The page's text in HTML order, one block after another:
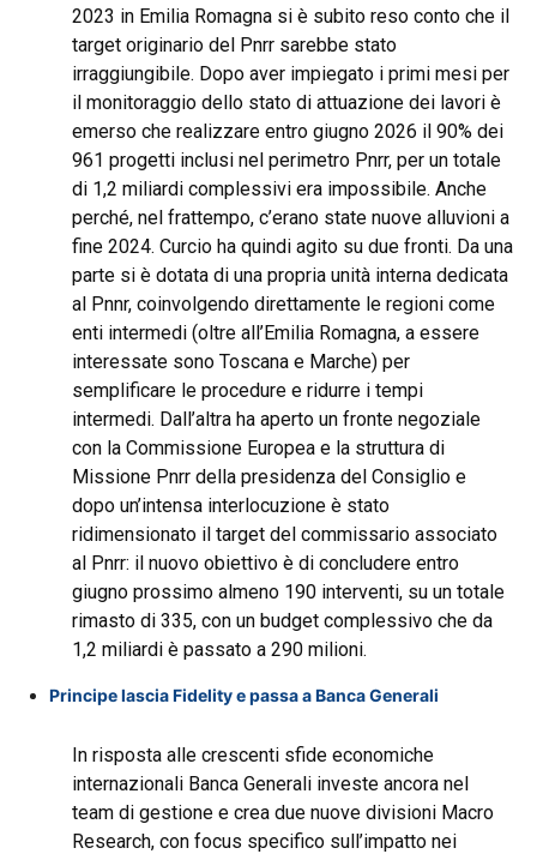
2023 in Emilia Romagna si è subito reso conto che il
target originario del Pnrr sarebbe stato
irraggiungibile. Dopo aver impiegato i primi mesi per
il monitoraggio dello stato di attuazione dei lavori è
emerso che realizzare entro giugno 2026 il 90% dei
961 progetti inclusi nel perimetro Pnrr, per un totale
di 1,2 miliardi complessivi era impossibile. Anche
perché, nel frattempo, c’erano state nuove alluvioni a
fine 2024. Curcio ha quindi agito su due fronti. Da una
parte si è dotata di una propria unità interna dedicata
al Pnnr, coinvolgendo direttamente le regioni come
enti intermedi (oltre all’Emilia Romagna, a essere
interessate sono Toscana e Marche) per
semplificare le procedure e ridurre i tempi
intermedi. Dall’altra ha aperto un fronte negoziale
con la Commissione Europea e la struttura di
Missione Pnrr della presidenza del Consiglio e
dopo un’intensa interlocuzione è stato
ridimensionato il target del commissario associato
al Pnrr: il nuovo obiettivo è di concludere entro
giugno prossimo almeno 190 interventi, su un totale
rimasto di 335, con un budget complessivo che da
1,2 miliardi è passato a 290 milioni.
Principe lascia Fidelity e passa a Banca Generali
In risposta alle crescenti sfide economiche
internazionali Banca Generali investe ancora nel
team di gestione e crea due nuove divisioni Macro
Research, con focus specifico sull’impatto nei